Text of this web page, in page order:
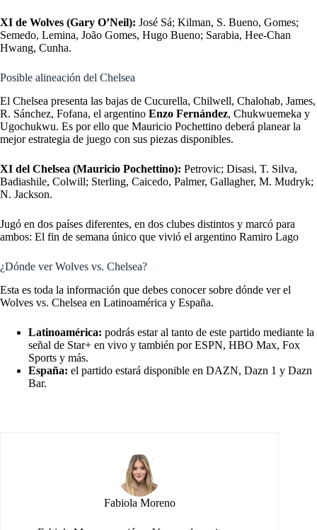
XI de Wolves (Gary O’Neil): José Sá; Kilman, S. Bueno, Gomes;
Semedo, Lemina, João Gomes, Hugo Bueno; Sarabia, Hee-Chan
Hwang, Cunha.
Posible alineación del Chelsea
El Chelsea presenta las bajas de Cucurella, Chilwell, Chalohab, James,
R. Sánchez, Fofana, el argentino Enzo Fernández, Chukwuemeka y
Ugochukwu. Es por ello que Mauricio Pochettino deberá planear la
mejor estrategia de juego con sus piezas disponibles.
XI del Chelsea (Mauricio Pochettino): Petrovic; Disasi, T. Silva,
Badiashile, Colwill; Sterling, Caicedo, Palmer, Gallagher, M. Mudryk;
N. Jackson.
Jugó en dos países diferentes, en dos clubes distintos y marcó para
ambos: El fin de semana único que vivió el argentino Ramiro Lago
¿Dónde ver Wolves vs. Chelsea?
Esta es toda la información que debes conocer sobre dónde ver el
Wolves vs. Chelsea en Latinoamérica y España.
Latinoamérica: podrás estar al tanto de este partido mediante la
señal de Star+ en vivo y también por ESPN, HBO Max, Fox
Sports y más.
España: el partido estará disponible en DAZN, Dazn 1 y Dazn
Bar.
Fabiola Moreno